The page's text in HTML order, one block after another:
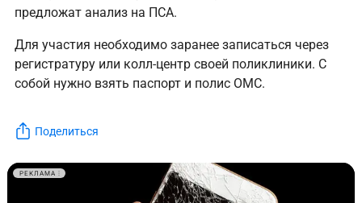
предложат анализ на ПСА.
Для участия необходимо заранее записаться через
регистратуру или колл-центр своей поликлиники. С
собой нужно взять паспорт и полис ОМС.
Поделиться
РЕКЛАМА